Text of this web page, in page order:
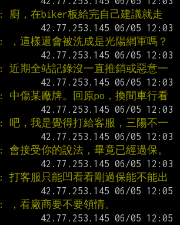
: 廚，在biker板給完自己建議就走
: ，這樣還會被洗成是光陽網軍嗎？
: 近期全站記錄沒一直推銷或惡意一
: 中傷某廠牌。回原po，換間車行看
: 吧，我是覺得打給客服，三陽不一
: 會接受你的說法，畢竟已經過保。
: 打客服只能凹看看剛過保能不能出
: ，看廠商要不要領情。